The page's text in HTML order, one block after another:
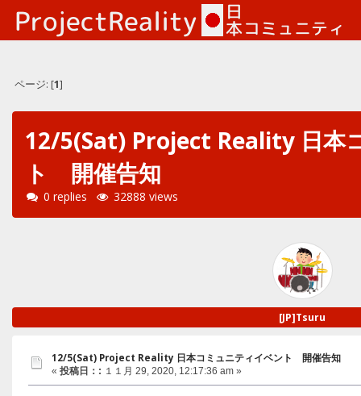
ページ: [1]
12/5(Sat) Project Reality 日本
ト 開催告知
0 replies 32888 views
[JP]Tsuru
12/5(Sat) Project Reality 日本コミュニティイベント 開催告知
« 投稿日：: １１月 29, 2020, 12:17:36 am »